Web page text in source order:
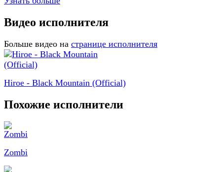
Видео исполнителя
Больше видео на странице исполнителя
Hiroe - Black Mountain (Official)
Похожие исполнители
Zombi